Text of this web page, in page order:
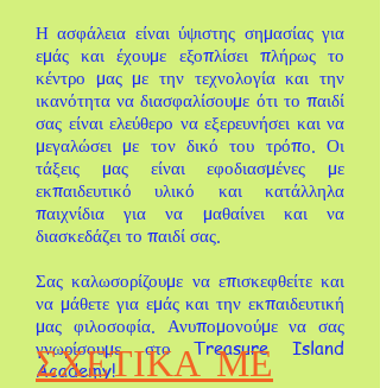
Η ασφάλεια είναι ύψιστης σημασίας για
εμάς και έχουμε εξοπλίσει πλήρως το
κέντρο μας με την τεχνολογία και την
ικανότητα να διασφαλίσουμε ότι το παιδί
σας είναι ελεύθερο να εξερευνήσει και να
μεγαλώσει με τον δικό του τρόπο. Οι
τάξεις μας είναι εφοδιασμένες με
εκπαιδευτικό υλικό και κατάλληλα
παιχνίδια για να μαθαίνει και να
διασκεδάζει το παιδί σας.
Σας καλωσορίζουμε να επισκεφθείτε και
να μάθετε για εμάς και την εκπαιδευτική
μας φιλοσοφία. Ανυπομονούμε να σας
γνωρίσουμε στο Treasure Island
Academy!
ΣΧΕΤΙΚΑ ΜΕ